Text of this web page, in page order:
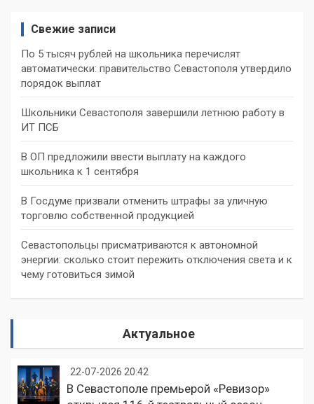
Свежие записи
По 5 тысяч рублей на школьника перечислят
автоматически: правительство Севастополя утвердило
порядок выплат
Школьники Севастополя завершили летнюю работу в
ИТ ПСБ
В ОП предложили ввести выплату на каждого
школьника к 1 сентября
В Госдуме призвали отменить штрафы за уличную
торговлю собственной продукцией
Севастопольцы присматриваются к автономной
энергии: сколько стоит пережить отключения света и к
чему готовиться зимой
Актуальное
22-07-2026 20:42
В Севастополе премьерой «Ревизор»